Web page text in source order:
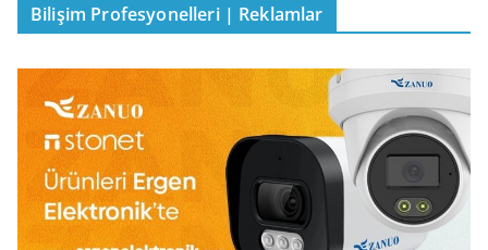
Bilişim Profesyonelleri | Reklamlar